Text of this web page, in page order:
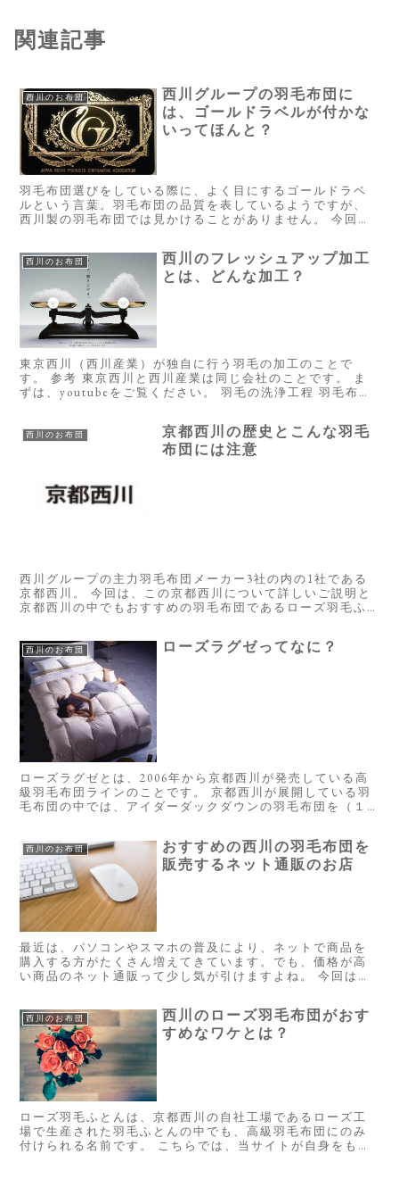
関連記事
西川のお布団
西川グループの羽毛布団に
は、ゴールドラベルが付かな
いってほんと？
羽毛布団選びをしている際に、よく目にするゴールドラベ
ルという言葉。羽毛布団の品質を表しているようですが、
西川製の羽毛布団では見かけることがありません。 今回
ご紹介いたします。 西川では、ゴ...
西川のお布団
西川のフレッシュアップ加工
とは、どんな加工？
東京西川（西川産業）が独自に行う羽毛の加工のことで
す。 参考 東京西川と西川産業は同じ会社のことです。 ま
ずは、youtubeをご覧ください。 羽毛の洗浄工程 羽毛布団
浄』というものがありま...
西川のお布団
京都西川の歴史とこんな羽毛
布団には注意
西川グループの主力羽毛布団メーカー3社の内の1社である
京都西川。 今回は、この京都西川について詳しいご説明と
京都西川の中でもおすすめの羽毛布団であるローズ羽毛ふ
西川のお布団 ローズラグゼってなに？
ローズラグゼとは、2006年から京都西川が発売している高
級羽毛布団ラインのことです。 京都西川が展開している羽
毛布団の中では、アイダーダックダウンの羽毛布団を（１
西川のお布団
おすすめの西川の羽毛布団を
販売するネット通販のお店
最近は、パソコンやスマホの普及により、ネットで商品を
購入する方がたくさん増えてきています。でも、価格が高
い商品のネット通販って少し気が引けますよね。 今回は、
いくつかご紹介致します。 羽毛...
西川のお布団
西川のローズ羽毛布団がおす
すめなワケとは？
ローズ羽毛ふとんは、京都西川の自社工場であるローズ工
場で生産された羽毛ふとんの中でも、高級羽毛布団にのみ
付けられる名前です。 こちらでは、当サイトが自身をもっ